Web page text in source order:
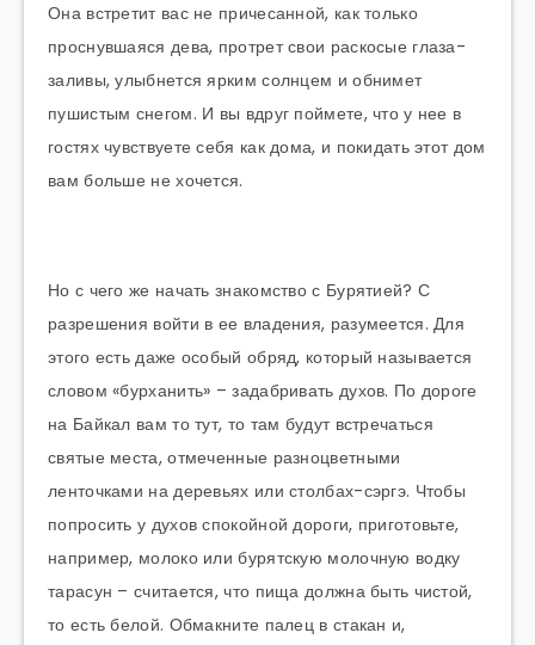
Она встретит вас не причесанной, как только
проснувшаяся дева, протрет свои раскосые глаза-
заливы, улыбнется ярким солнцем и обнимет
пушистым снегом. И вы вдруг поймете, что у нее в
гостях чувствуете себя как дома, и покидать этот дом
вам больше не хочется.
Но с чего же начать знакомство с Бурятией? С
разрешения войти в ее владения, разумеется. Для
этого есть даже особый обряд, который называется
словом «бурханить» – задабривать духов. По дороге
на Байкал вам то тут, то там будут встречаться
святые места, отмеченные разноцветными
ленточками на деревьях или столбах-сэргэ. Чтобы
попросить у духов спокойной дороги, приготовьте,
например, молоко или бурятскую молочную водку
тарасун – считается, что пища должна быть чистой,
то есть белой. Обмакните палец в стакан и,